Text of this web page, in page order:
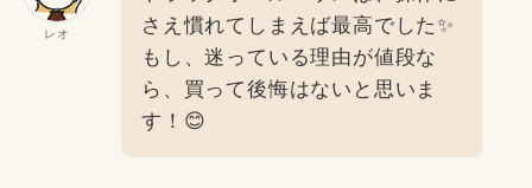
レオ
さえ慣れてしまえば最高でした✨
もし、迷っている理由が値段な
ら、買って後悔はないと思いま
す！😊